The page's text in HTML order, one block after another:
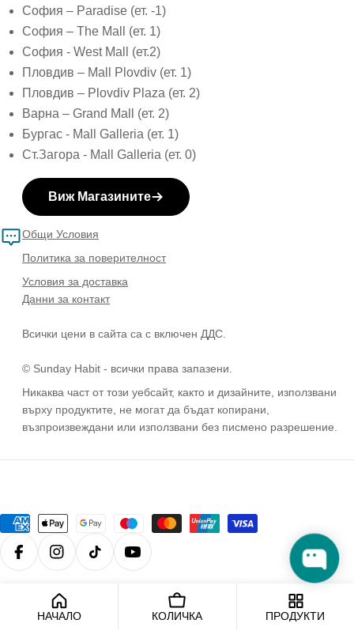
София – Paradise (ет. -1)
София – The Mall (ет. 1)
София - West Mall (ет.2)
Пловдив – Mall Plovdiv (ет. 1)
Пловдив – Plovdiv Plaza (ет. 2)
Варна – Grand Mall (ет. 2)
Бургас - Mall Galleria (ет. 1)
Ст.Загора - Mall Galleria (ет. 0)
Виж Магазините
Общи Условия
Политика за поверителност
Условия за доставка
Данни за контакт
Всички цени в сайта са с включен ДДС.
© Sunday Habit - всички права запазени.
Никаква част от този уебсайт, както и дизайните, използвани
върху продуктите, не могат да бъдат копирани,
възпроизвеждани или използвани без писмено разрешение.
Payment
methods
FacebookInstagram
TikTok YouTube
Sunday Habit
НАЧАЛО КОЛИЧКА ПРОДУКТИ